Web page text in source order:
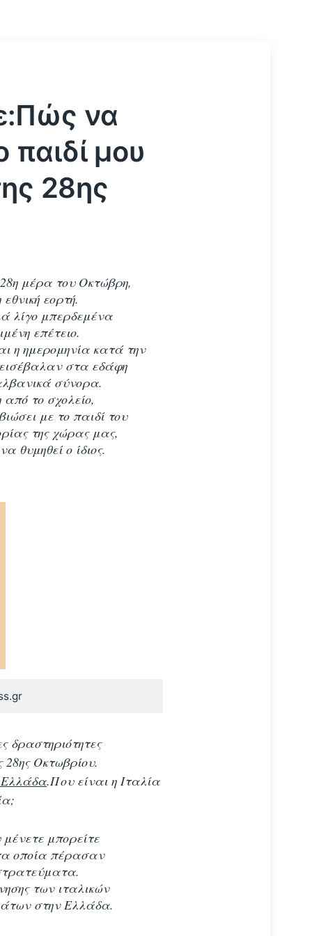
να
μου
28ης
μέρα του Οκτώβρη,
εορτή.
λίγο μπερδεμένα
επέτειο.
η ημερομηνία κατά την
στα εδάφη
σύνορα.
το σχολείο,
με το παιδί του
της χώρας μας,
θυμηθεί ο ίδιος.
δραστηριότητες
Οκτωβρίου.
Ελλάδα.Που είναι η Ιταλία
μπορείτε
οποία πέρασαν
των ιταλικών
στην Ελλάδα.